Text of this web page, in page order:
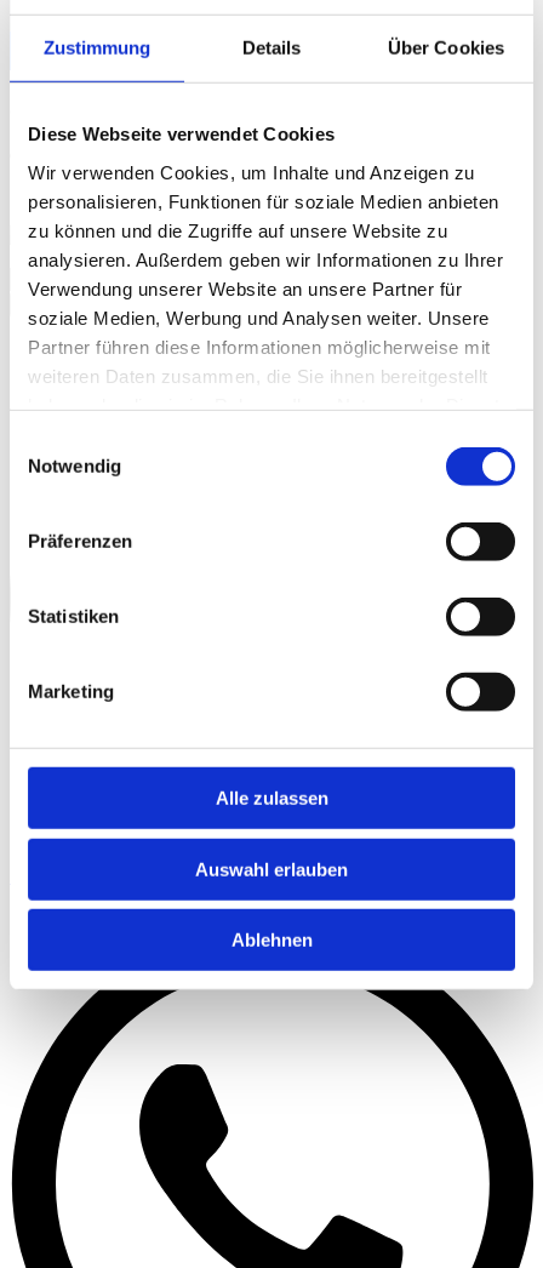
Zustimmung Details Über Cookies
Diese Webseite verwendet Cookies
Wir verwenden Cookies, um Inhalte und Anzeigen zu
personalisieren, Funktionen für soziale Medien anbieten
zu können und die Zugriffe auf unsere Website zu
analysieren. Außerdem geben wir Informationen zu Ihrer
Verwendung unserer Website an unsere Partner für
soziale Medien, Werbung und Analysen weiter. Unsere
Partner führen diese Informationen möglicherweise mit
weiteren Daten zusammen, die Sie ihnen bereitgestellt
Notwendig
Präferenzen
Statistiken
Marketing
Alle zulassen
Auswahl erlauben
Ablehnen
WhatsApp
Email
Teilen
75,00€
(Umlenkrolle,
Bandschlinge,
Karabiner)
In den Warenkorb